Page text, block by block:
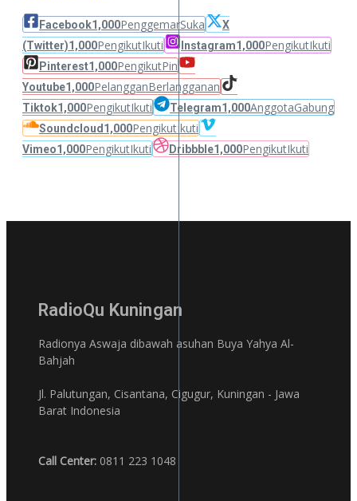
Facebook1,000PenggemarSuka
X
(Twitter)1,000PengikutIkuti Instagram1,000PengikutIkuti
Pinterest1,000PengikutPin
Youtube1,000PelangganBerlangganan
Tiktok1,000PengikutIkuti Telegram1,000AnggotaGabung
Soundcloud 1,000PengikutIkuti
Vimeo1,000PengikutIkuti Dribbble1,000PengikutIkuti
RadioQu Kuningan
Radionya Aswaja dibawah asuhan Buya Yahya Al-
Bahjah
Jl. Palutungan, Cisantana, Cigugur, Kuningan - Jawa
Barat Indonesia
Call Center: 0811 223 1048